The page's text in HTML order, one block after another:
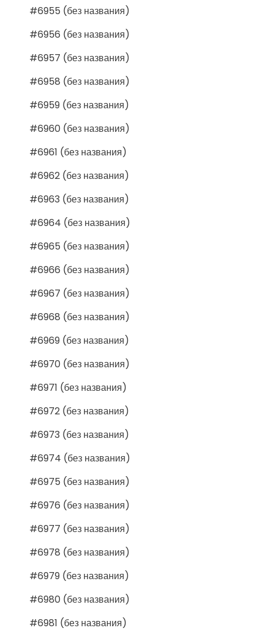
#6955 (без названия)
#6956 (без названия)
#6957 (без названия)
#6958 (без названия)
#6959 (без названия)
#6960 (без названия)
#6961 (без названия)
#6962 (без названия)
#6963 (без названия)
#6964 (без названия)
#6965 (без названия)
#6966 (без названия)
#6967 (без названия)
#6968 (без названия)
#6969 (без названия)
#6970 (без названия)
#6971 (без названия)
#6972 (без названия)
#6973 (без названия)
#6974 (без названия)
#6975 (без названия)
#6976 (без названия)
#6977 (без названия)
#6978 (без названия)
#6979 (без названия)
#6980 (без названия)
#6981 (без названия)